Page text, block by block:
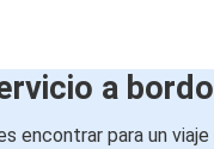
a bordo
encontrar para un